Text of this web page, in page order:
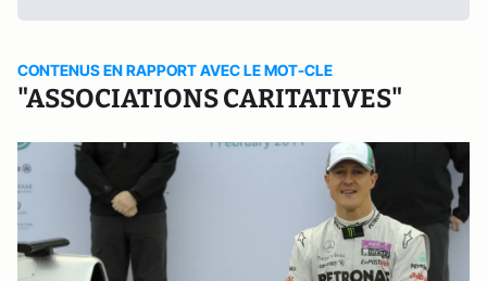
CONTENUS EN RAPPORT AVEC LE MOT-CLE
"ASSOCIATIONS CARITATIVES"